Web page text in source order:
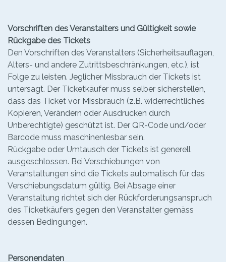
Vorschriften des Veranstalters und Gültigkeit sowie
Rückgabe des Tickets
Den Vorschriften des Veranstalters (Sicherheitsauflagen,
Alters- und andere Zutrittsbeschränkungen, etc.), ist
Folge zu leisten. Jeglicher Missbrauch der Tickets ist
untersagt. Der Ticketkäufer muss selber sicherstellen,
dass das Ticket vor Missbrauch (z.B. widerrechtliches
Kopieren, Verändern oder Ausdrucken durch
Unberechtigte) geschützt ist. Der QR-Code und/oder
Barcode muss maschinenlesbar sein.
Rückgabe oder Umtausch der Tickets ist generell
ausgeschlossen. Bei Verschiebungen von
Veranstaltungen sind die Tickets automatisch für das
Verschiebungsdatum gültig. Bei Absage einer
Veranstaltung richtet sich der Rückforderungsanspruch
des Ticketkäufers gegen den Veranstalter gemäss
dessen Bedingungen.
Personendaten